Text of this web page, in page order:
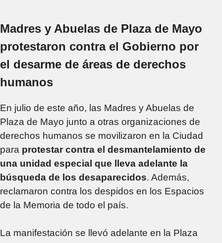
Madres y Abuelas de Plaza de Mayo
protestaron contra el Gobierno por
el desarme de áreas de derechos
humanos
En julio de este año, las Madres y Abuelas de
Plaza de Mayo junto a otras organizaciones de
derechos humanos se movilizaron en la Ciudad
para protestar contra el desmantelamiento de
una unidad especial que lleva adelante la
búsqueda de los desaparecidos. Además,
reclamaron contra los despidos en los Espacios
de la Memoria de todo el país.
La manifestación se llevó adelante en la Plaza